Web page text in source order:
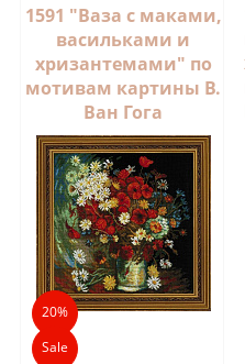
1591 "Ваза с маками,
васильками и
хризантемами" по
мотивам картины В.
Ван Гога
20%
Sale